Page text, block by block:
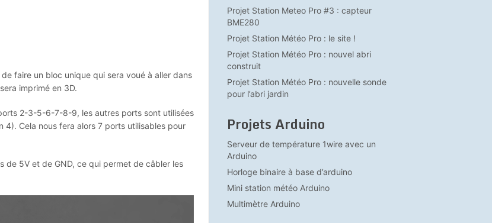
faire un bloc unique qui sera voué à aller dans
imprimé en 3D.
2-3-5-6-7-8-9, les autres ports sont utilisées
4). Cela nous fera alors 7 ports utilisables pour
de 5V et de GND, ce qui permet de câbler les
Projet Station Meteo Pro #3 : capteur
BME280
Projet Station Météo Pro : le site !
Projet Station Météo Pro : nouvel abri
construit
Projet Station Météo Pro : nouvelle sonde
pour l’abri jardin
Projets Arduino
Serveur de température 1wire avec un
Arduino
Horloge binaire à base d’arduino
Mini station météo Arduino
Multimètre Arduino